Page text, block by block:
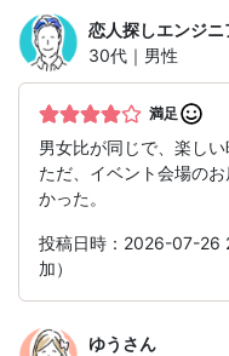
恋人探しエンジニ
30代｜男性
満足
男女比が同じで、楽しい
ただ、イベント会場の
かった。
投稿日時：2026-07-26
加）
ゆう さん